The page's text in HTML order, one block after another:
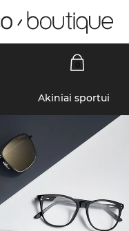
Akiniai sportui